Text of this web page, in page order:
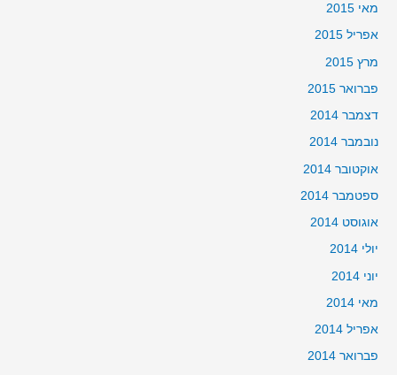
מאי 2015
אפריל 2015
מרץ 2015
פברואר 2015
דצמבר 2014
נובמבר 2014
אוקטובר 2014
ספטמבר 2014
אוגוסט 2014
יולי 2014
יוני 2014
מאי 2014
אפריל 2014
פברואר 2014